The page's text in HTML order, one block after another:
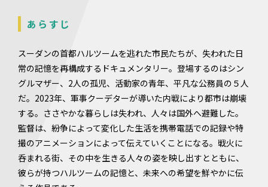
あらすじ
スーダンの首都ハルツームを逃れた市民たちが、失われた日
常の記憶を再構成するドキュメンタリー。登場するのはシン
グルマザー、2人の孤児、活動家の青年、平凡な公務員の５人
だ。2023年、軍事クーデターが導いた内戦により都市は崩壊
する。ささやかな暮らしは失われ、人々は国外へ避難した。
監督は、紛争によって変化した生活を携帯電話での記録や特
撮のアニメーションによって伝えていくことになる。戦火に
呑まれる街、その中を生きる人々の姿を映し出すとともに、
彼らが持つハルツームの記憶と、未来への希望を鮮やかに伝